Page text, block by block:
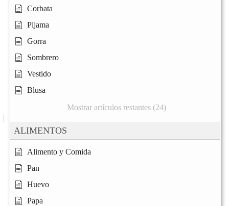
Corbata
Pijama
Gorra
Sombrero
Vestido
Blusa
Mostrar artículos restantes (24)
ALIMENTOS
Alimento y Comida
Pan
Huevo
Papa